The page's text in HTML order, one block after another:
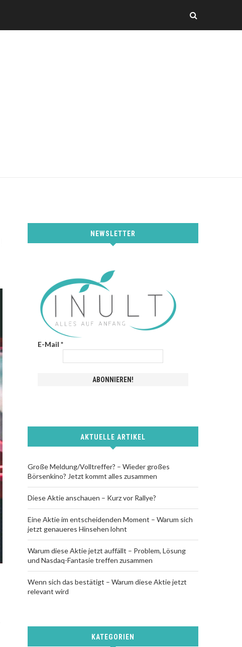
NEWSLETTER
E-Mail *
AKTUELLE ARTIKEL
Große Meldung/Volltreffer? – Wieder großes
Börsenkino? Jetzt kommt alles zusammen
Diese Aktie anschauen – Kurz vor Rallye?
Eine Aktie im entscheidenden Moment – Warum sich
jetzt genaueres Hinsehen lohnt
Warum diese Aktie jetzt auffällt – Problem, Lösung
und Nasdaq-Fantasie treffen zusammen
Wenn sich das bestätigt – Warum diese Aktie jetzt
relevant wird
KATEGORIEN